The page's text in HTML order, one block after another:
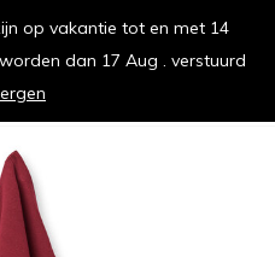
keuken op
op vakantie tot en met 14
dan 17 Aug . verstuurd